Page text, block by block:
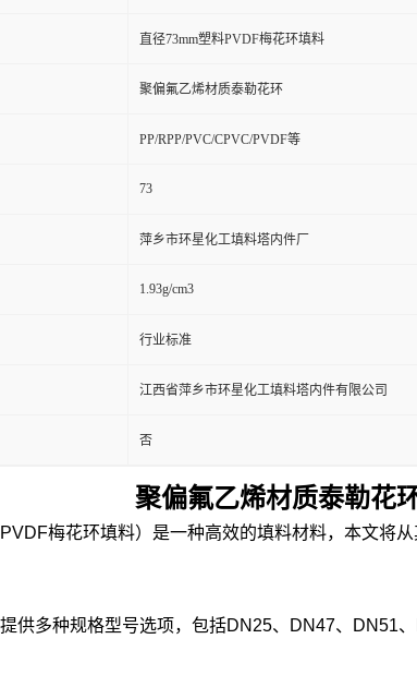
直径73mm塑料PVDF梅花环填料
聚偏氟乙烯材质泰勒花环
PP/RPP/PVC/CPVC/PVDF等
73
萍乡市环星化工填料塔内件厂
1.93g/cm3
行业标准
江西省萍乡市环星化工填料塔内件有限公司
否
聚偏氟乙烯材质泰勒花
梅花环填料）是一种高效的填料材料，本文将
供多种规格型号选项，包括DN25、DN47、DN51